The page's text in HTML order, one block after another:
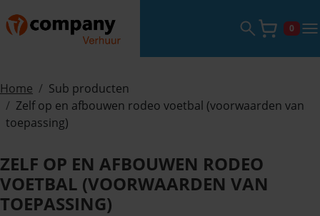
Zoekveld0
Home
Sub producten
Zelf op en afbouwen rodeo voetbal (voorwaarden van
toepassing)
ZELF OP EN AFBOUWEN RODEO
VOETBAL (VOORWAARDEN VAN
TOEPASSING)